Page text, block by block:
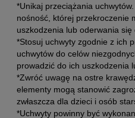
*Unikaj przeciążania
nośność, której przekroczenie
uszkodzenia lub oderwania się
*Stosuj uchwyty zgodnie z ich
uchwytów do celów
prowadzić do ich uszkodzenia
*Zwróć uwagę na ostre
elementy mogą stanowić
zwłaszcza dla dzieci i osób
*Uchwyty powinny być